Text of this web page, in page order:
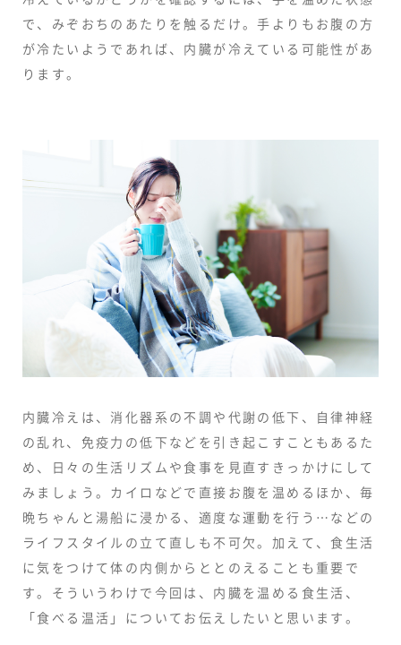
で、みぞおちのあたりを触るだけ。手よりもお腹の方
が冷たいようであれば、内臓が冷えている可能性があ
ります。
内臓冷えは、消化器系の不調や代謝の低下、自律神経
の乱れ、免疫力の低下などを引き起こすこともあるた
め、日々の生活リズムや食事を見直すきっかけにして
みましょう。カイロなどで直接お腹を温めるほか、毎
晩ちゃんと湯船に浸かる、適度な運動を行う…などの
ライフスタイルの立て直しも不可欠。加えて、食生活
に気をつけて体の内側からととのえることも重要で
す。そういうわけで今回は、内臓を温める食生活、
「食べる温活」についてお伝えしたいと思います。